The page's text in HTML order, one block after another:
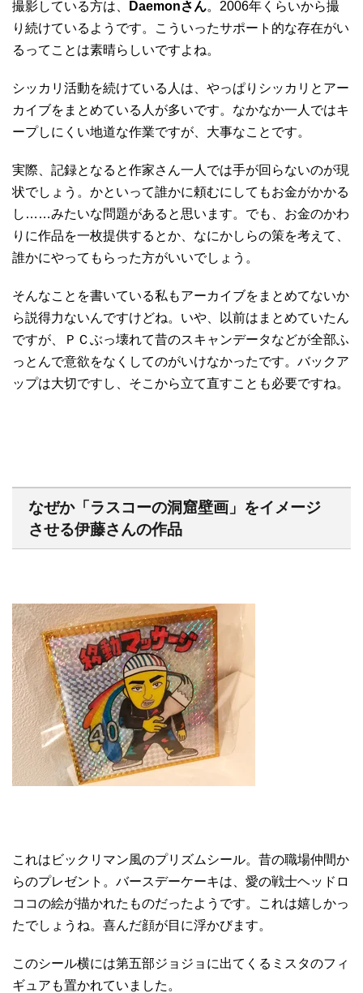
撮影している方は、 Daemonさん。2006年くらいから撮
り続けているようです。こういったサポート的な存在がい
るってことは素晴らしいですよね。
シッカリ活動を続けている人は、やっぱりシッカリとアー
カイブをまとめている人が多いです。なかなか一人ではキ
ープしにくい地道な作業ですが、大事なことです。
実際、記録となると作家さん一人では手が回らないのが現
状でしょう。かといって誰かに頼むにしてもお金がかかる
し……みたいな問題があると思います。でも、お金のかわ
りに作品を一枚提供するとか、なにかしらの策を考えて、
誰かにやってもらった方がいいでしょう。
そんなことを書いている私もアーカイブをまとめてないか
ら説得力ないんですけどね。いや、以前はまとめていたん
ですが、ＰＣぶっ壊れて昔のスキャンデータなどが全部ふ
っとんで意欲をなくしてのがいけなかったです。バックア
ップは大切ですし、そこから立て直すことも必要ですね。
なぜか「ラスコーの洞窟壁画」をイメージ
させる伊藤さんの作品
これはビックリマン風のプリズムシール。昔の職場仲間か
らのプレゼント。バースデーケーキは、愛の戦士ヘッドロ
ココの絵が描かれたものだったようです。これは嬉しかっ
たでしょうね。喜んだ顔が目に浮かびます。
このシール横には第五部ジョジョに出てくるミスタのフィ
ギュアも置かれていました。